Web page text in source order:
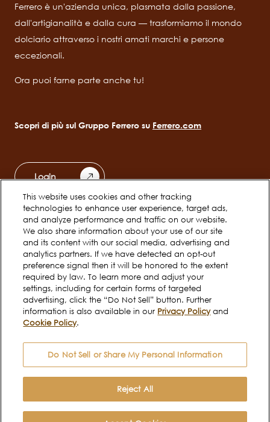
Ferrero è un'azienda unica, plasmata dalla passione,
dall'artigianalità e dalla cura — trasformiamo il mondo
dolciario attraverso i nostri amati marchi e persone
eccezionali.
Ora puoi farne parte anche tu!
Scopri di più sul Gruppo Ferrero su Ferrero.com
Login
Main
navigation
Scopri Ferrero Team
Inizio carriera
Social
channels
mobile
Legal
Informativa sui Cookie Termini di utilizzo
Copyright © Ferrero 2026
This website uses cookies and other tracking
technologies to enhance user experience, target ads,
and analyze performance and traffic on our website.
We also share information about your use of our site
and its content with our social media, advertising and
analytics partners. If we have detected an opt-out
preference signal then it will be honored to the extent
required by law. To learn more and adjust your
settings, including for certain forms of targeted
advertising, click the “Do Not Sell” button. Further
information is also available in our Privacy Policyand
Cookie Policy.
Do Not Sell or Share My Personal Information
Reject All